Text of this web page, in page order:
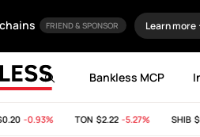
FRIEND & SPONSOR Learn more
Bankless MCP
-0.93% TON$2.22 -5.27% SHIB